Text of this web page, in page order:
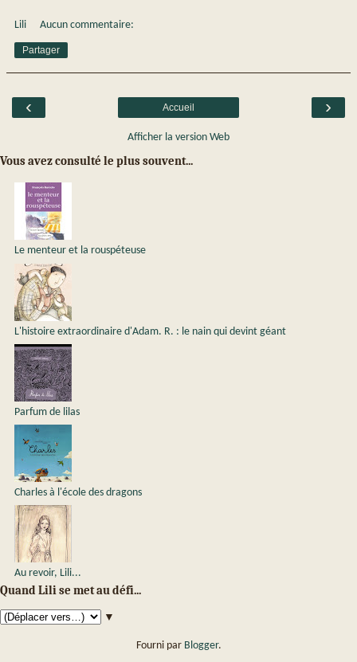
Lili Aucun commentaire:
Partager
‹ ›
Accueil
Afficher la version Web
Vous avez consulté le plus souvent...
Le menteur et la rouspéteuse
L'histoire extraordinaire d'Adam. R. : le nain qui devint géant
Parfum de lilas
Charles à l'école des dragons
Au revoir, Lili...
Quand Lili se met au défi...
▼
Fourni par Blogger.